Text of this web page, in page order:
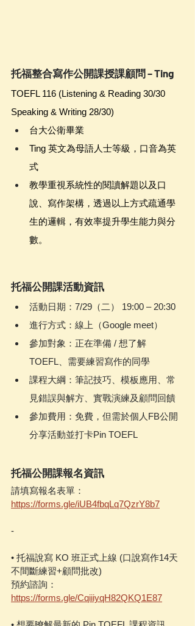
托福整合寫作公開課授課顧問 – Ting
TOEFL 116 (Listening & Reading 30/30
Speaking & Writing 28/30)
台大公衛畢業
Ting 英文為母語人士等級，口音為英
式
教學重視系統性的閱讀解題以及口
說、寫作架構，透過以上方式疏通學
生的邏輯，有效率提升學生能力與分
數。
托福公開課活動資訊
活動日期：7/29（二） 19:00 – 20:30
進行方式：線上（Google meet）
參加對象：正在準備 / 想了解
TOEFL、需要練習寫作的同學
課程大綱：筆記技巧、模板應用、常
見錯誤與解方、實戰演練及顧問回饋
參加費用：免費，但需於個人FB公開
分享活動並打卡Pin TOEFL
托福公開課報名資訊
請填寫報名表單：
https://forms.gle/iUB4fbqLq7QzrY8b7
-
• 托福說寫 KO 班正式上線 (口說寫作14天
不間斷練習+顧問批改)
預約諮詢：
https://forms.gle/CqiiiyqH82QKQ1E87